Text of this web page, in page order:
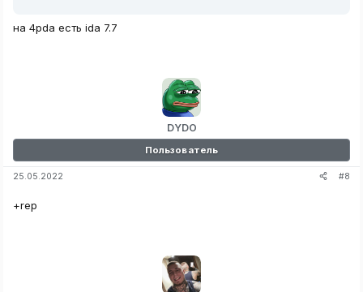
на 4pda есть ida 7.7
DYDO
Пользователь
25.05.2022 #8
+rep